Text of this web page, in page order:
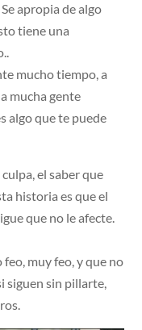
apropia de algo
tiene una
mucho tiempo, a
mucha gente
algo que te puede
el saber que
historia es que el
que no le afecte.
feo, muy feo, y que no
siguen sin pillarte,